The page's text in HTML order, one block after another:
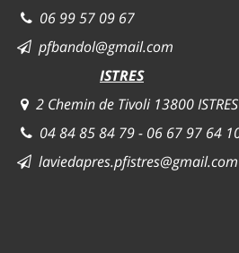
06 99 57 09 67
pfbandol@gmail.com
ISTRES
2 Chemin de Tivoli 13800 ISTRES
04 84 85 84 79 - 06 67 97 64
laviedapres.pfistres@gmail.com